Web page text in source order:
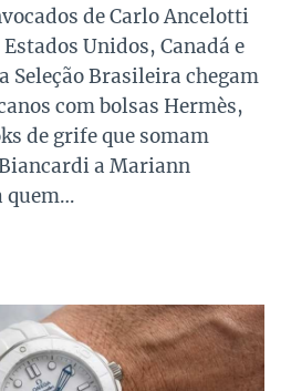
de Carlo Ancelotti
Unidos, Canadá e
Seleção Brasileira chegam
com bolsas Hermès,
de grife que somam
a Mariann
quem…